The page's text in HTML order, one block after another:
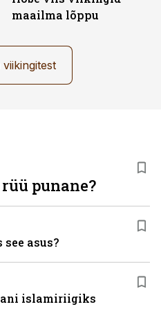
maailma lõppu
punane?
asus?
islamiriigiks